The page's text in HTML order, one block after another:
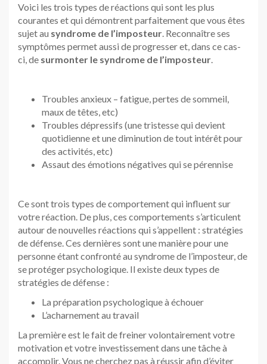
Voici les trois types de réactions qui sont les plus
courantes et qui démontrent parfaitement que vous êtes
sujet au syndrome de l’imposteur. Reconnaître ses
symptômes permet aussi de progresser et, dans ce cas-
ci, de surmonter le syndrome de l’imposteur.
Troubles anxieux – fatigue, pertes de sommeil,
maux de têtes, etc)
Troubles dépressifs (une tristesse qui devient
quotidienne et une diminution de tout intérêt pour
des activités, etc)
Assaut des émotions négatives qui se pérennise
Ce sont trois types de comportement qui influent sur
votre réaction. De plus, ces comportements s’articulent
autour de nouvelles réactions qui s’appellent : stratégies
de défense. Ces dernières sont une manière pour une
personne étant confronté au syndrome de l’imposteur, de
se protéger psychologique. Il existe deux types de
stratégies de défense :
La préparation psychologique à échouer
L’acharnement au travail
La première est le fait de freiner volontairement votre
motivation et votre investissement dans une tâche à
accomplir. Vous ne cherchez pas à réussir afin d’éviter